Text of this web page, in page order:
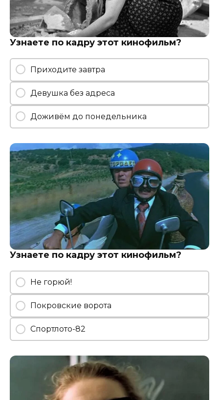
Узнаете по кадру этот кинофильм?
Приходите завтра
Девушка без адреса
Доживём до понедельника
Узнаете по кадру этот кинофильм?
Не горюй!
Покровские ворота
Спортлото-82